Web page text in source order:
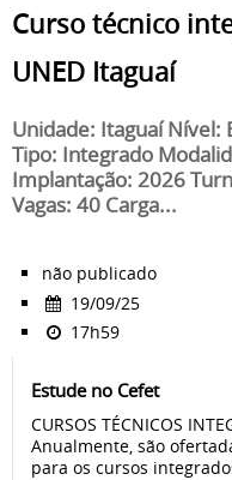
Curso técnico
UNED Itaguaí
Unidade: Itaguaí Nível:
Tipo: Integrado
Implantação: 2026
Vagas: 40 Carga...
não publicado
19/09/25
17h59
Estude no Cefet
CURSOS TÉCNICOS
Anualmente, são
para os cursos